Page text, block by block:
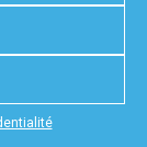
(UE)